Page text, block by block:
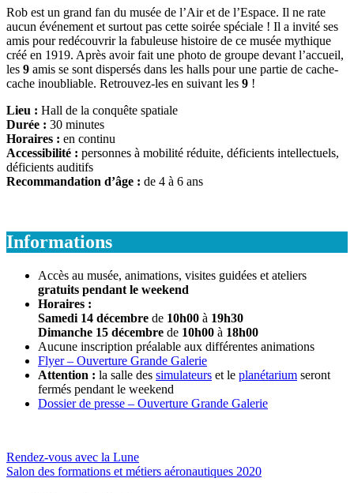
Rob est un grand fan du musée de l’Air et de l’Espace. Il ne rate
aucun événement et surtout pas cette soirée spéciale ! Il a invité ses
amis pour redécouvrir la fabuleuse histoire de ce musée mythique
créé en 1919. Après avoir fait une photo de groupe devant l’accueil,
les 9 amis se sont dispersés dans les halls pour une partie de cache-
cache inoubliable. Retrouvez-les en suivant les 9 !
Lieu : Hall de la conquête spatiale
Durée : 30 minutes
Horaires : en continu
Accessibilité : personnes à mobilité réduite, déficients intellectuels,
déficients auditifs
Recommandation d’âge : de 4 à 6 ans
Informations
Accès au musée, animations, visites guidées et ateliers
gratuits pendant le weekend
Horaires :
Samedi 14 décembre de 10h00 à 19h30
Dimanche 15 décembre de 10h00 à 18h00
Aucune inscription préalable aux différentes animations
Flyer – Ouverture Grande Galerie
Attention : la salle des simulateurs et le planétarium seront
fermés pendant le weekend
Dossier de presse – Ouverture Grande Galerie
Rendez-vous avec la Lune
Salon des formations et métiers aéronautiques 2020